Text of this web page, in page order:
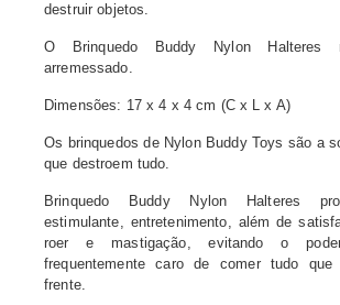
destruir objetos.
O Brinquedo Buddy Nylon Halteres
arremessado.
Dimensões: 17 x 4 x 4 cm (C x L x A)
Os brinquedos de Nylon Buddy Toys são a
que destroem tudo.
Brinquedo Buddy Nylon Halteres
estimulante, entretenimento, além de
roer e mastigação, evitando o
frequentemente caro de comer tudo que
frente.